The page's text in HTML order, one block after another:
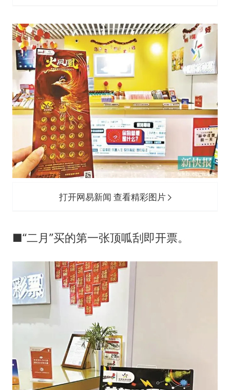
打开网易新闻 查看精彩图片
■“二月”买的第一张顶呱刮即开票。